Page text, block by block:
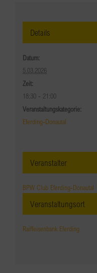
Details
Datum:
5.03.2026
Zeit:
18:30 - 21:00
Veranstaltungskategorie:
Eferding-Donautal
Veranstaltungsort
Raiffeisenbank Eferding
Veranstalter
BPW Club Eferding-Donautal